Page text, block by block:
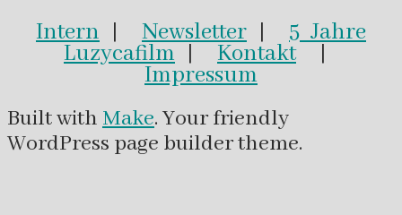
Intern Newsletter 5 Jahre
Luzycafilm Kontakt|
Impressum
Built with Make. Your friendly
WordPress page builder theme.